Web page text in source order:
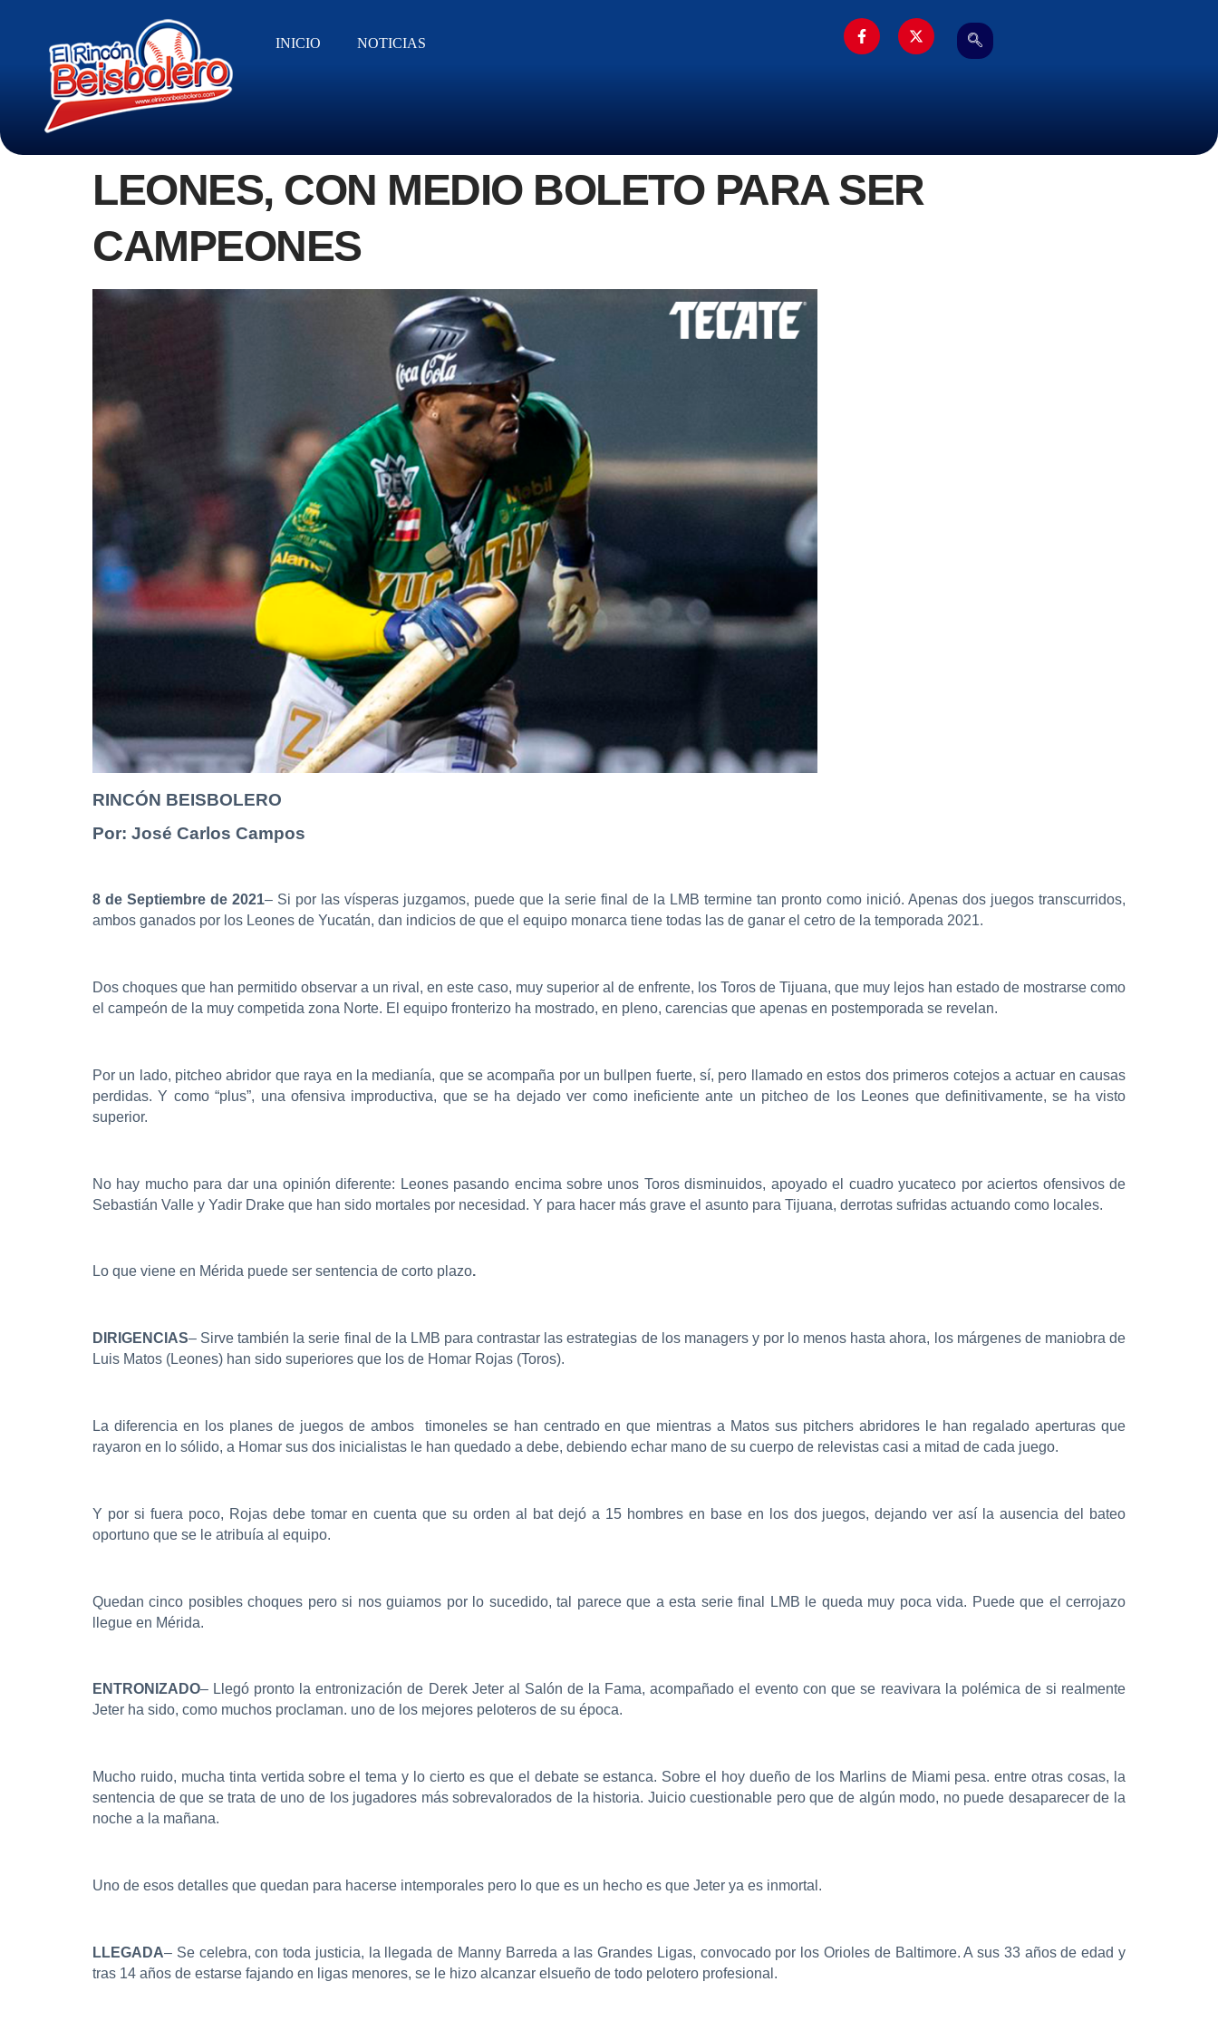
INICIO NOTICIAS
LEONES, CON MEDIO BOLETO PARA SER
CAMPEONES
RINCÓN BEISBOLERO
Por: José Carlos Campos
8 de Septiembre de 2021– Si por las vísperas juzgamos, puede que la serie final de la LMB termine tan pronto como inició. Apenas dos juegos transcurridos,
ambos ganados por los Leones de Yucatán, dan indicios de que el equipo monarca tiene todas las de ganar el cetro de la temporada 2021.
Dos choques que han permitido observar a un rival, en este caso, muy superior al de enfrente, los Toros de Tijuana, que muy lejos han estado de mostrarse como
el campeón de la muy competida zona Norte. El equipo fronterizo ha mostrado, en pleno, carencias que apenas en postemporada se revelan.
Por un lado, pitcheo abridor que raya en la medianía, que se acompaña por un bullpen fuerte, sí, pero llamado en estos dos primeros cotejos a actuar en causas
perdidas. Y como “plus”, una ofensiva improductiva, que se ha dejado ver como ineficiente ante un pitcheo de los Leones que definitivamente, se ha visto
superior.
No hay mucho para dar una opinión diferente: Leones pasando encima sobre unos Toros disminuidos, apoyado el cuadro yucateco por aciertos ofensivos de
Sebastián Valle y Yadir Drake que han sido mortales por necesidad. Y para hacer más grave el asunto para Tijuana, derrotas sufridas actuando como locales.
Lo que viene en Mérida puede ser sentencia de corto plazo.
DIRIGENCIAS– Sirve también la serie final de la LMB para contrastar las estrategias de los managers y por lo menos hasta ahora, los márgenes de maniobra de
Luis Matos (Leones) han sido superiores que los de Homar Rojas (Toros).
La diferencia en los planes de juegos de ambos timoneles se han centrado en que mientras a Matos sus pitchers abridores le han regalado aperturas que
rayaron en lo sólido, a Homar sus dos inicialistas le han quedado a debe, debiendo echar mano de su cuerpo de relevistas casi a mitad de cada juego.
Y por si fuera poco, Rojas debe tomar en cuenta que su orden al bat dejó a 15 hombres en base en los dos juegos, dejando ver así la ausencia del bateo
oportuno que se le atribuía al equipo.
Quedan cinco posibles choques pero si nos guiamos por lo sucedido, tal parece que a esta serie final LMB le queda muy poca vida. Puede que el cerrojazo
llegue en Mérida.
ENTRONIZADO– Llegó pronto la entronización de Derek Jeter al Salón de la Fama, acompañado el evento con que se reavivara la polémica de si realmente
Jeter ha sido, como muchos proclaman. uno de los mejores peloteros de su época.
Mucho ruido, mucha tinta vertida sobre el tema y lo cierto es que el debate se estanca. Sobre el hoy dueño de los Marlins de Miami pesa. entre otras cosas, la
sentencia de que se trata de uno de los jugadores más sobrevalorados de la historia. Juicio cuestionable pero que de algún modo, no puede desaparecer de la
noche a la mañana.
Uno de esos detalles que quedan para hacerse intemporales pero lo que es un hecho es que Jeter ya es inmortal.
LLEGADA– Se celebra, con toda justicia, la llegada de Manny Barreda a las Grandes Ligas, convocado por los Orioles de Baltimore. A sus 33 años de edad y
tras 14 años de estarse fajando en ligas menores, se le hizo alcanzar elsueño de todo pelotero profesional.